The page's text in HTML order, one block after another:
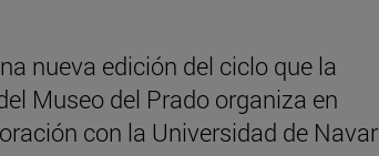
nueva edición del ciclo que la
Museo del Prado organiza en
con la Universidad de